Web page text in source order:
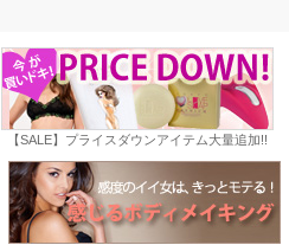
【SALE】プライスダウンアイテム大量追加!!